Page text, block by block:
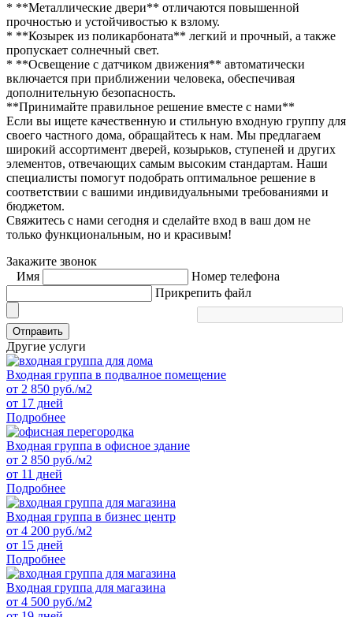
* **Металлические двери** отличаются повышенной
прочностью и устойчивостью к взлому.
* **Козырек из поликарбоната** легкий и прочный, а также
пропускает солнечный свет.
* **Освещение с датчиком движения** автоматически
включается при приближении человека, обеспечивая
дополнительную безопасность.
**Принимайте правильное решение вместе с нами**
Если вы ищете качественную и стильную входную группу для
своего частного дома, обращайтесь к нам. Мы предлагаем
широкий ассортимент дверей, козырьков, ступеней и других
элементов, отвечающих самым высоким стандартам. Наши
специалисты помогут подобрать оптимальное решение в
соответствии с вашими индивидуальными требованиями и
бюджетом.
Свяжитесь с нами сегодня и сделайте вход в ваш дом не
только функциональным, но и красивым!
Закажите звонок
Имя
Номер телефона
Прикрепить файл
Отправить
Другие услуги
Входная группа в подвалное помещение
от 2 850 руб./м2
от 17 дней
Подробнее
Входная группа в офисное здание
от 2 850 руб./м2
от 11 дней
Подробнее
Входная группа в бизнес центр
от 4 200 руб./м2
от 15 дней
Подробнее
Входная группа для магазина
от 4 500 руб./м2